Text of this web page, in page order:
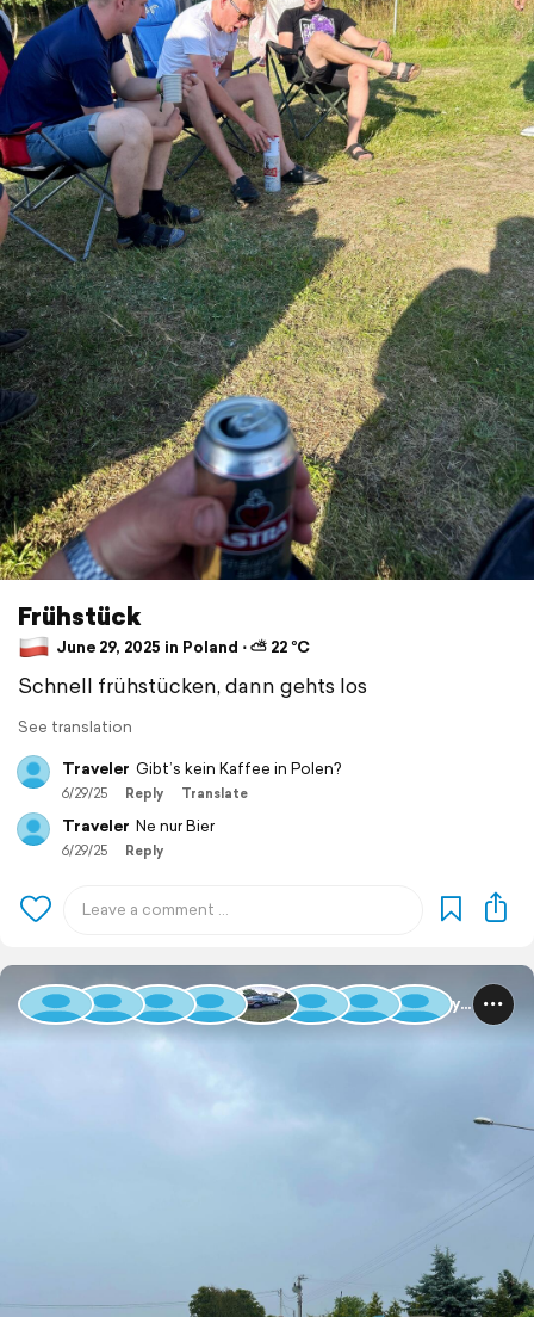
Frühstück
June 29, 2025 in Poland ⋅ ⛅ 22 °C
Schnell frühstücken, dann gehts los
See translation
Traveler Gibt’s kein Kaffee in Polen?
6/29/25 Reply Translate
Traveler Ne nur Bier
6/29/25 Reply
Baltic Rally 2025